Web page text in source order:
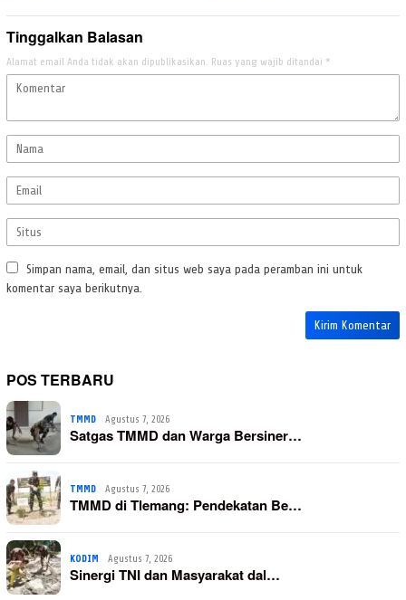
Tinggalkan Balasan
Alamat email Anda tidak akan dipublikasikan. Ruas yang wajib ditandai *
Simpan nama, email, dan situs web saya pada peramban ini untuk
komentar saya berikutnya.
POS TERBARU
TMMD Agustus 7, 2026
Satgas TMMD dan Warga Bersiner…
TMMD Agustus 7, 2026
TMMD di Tlemang: Pendekatan Be…
KODIM Agustus 7, 2026
Sinergi TNI dan Masyarakat dal…